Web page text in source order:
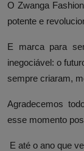
O Zwanga
potente e
E marca para
inegociável: o
sempre criaram,
Agradecemos
esse momento
E até o ano que